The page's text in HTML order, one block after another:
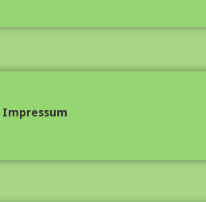
Impressum